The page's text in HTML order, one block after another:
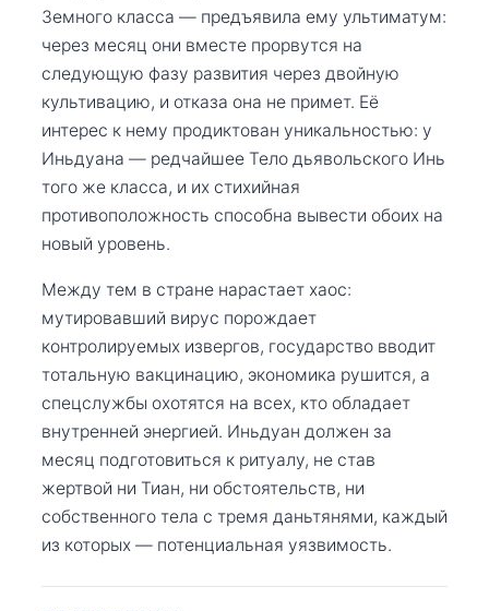
Земного класса — предъявила ему ультиматум:
через месяц они вместе прорвутся на
следующую фазу развития через двойную
культивацию, и отказа она не примет. Её
интерес к нему продиктован уникальностью: у
Иньдуана — редчайшее Тело дьявольского Инь
того же класса, и их стихийная
противоположность способна вывести обоих на
новый уровень.
Между тем в стране нарастает хаос:
мутировавший вирус порождает
контролируемых извергов, государство вводит
тотальную вакцинацию, экономика рушится, а
спецслужбы охотятся на всех, кто обладает
внутренней энергией. Иньдуан должен за
месяц подготовиться к ритуалу, не став
жертвой ни Тиан, ни обстоятельств, ни
собственного тела с тремя даньтянями, каждый
из которых — потенциальная уязвимость.